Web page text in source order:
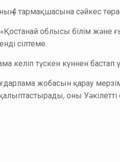
4 тармақшасына сәйкес
облысы білім және
сілтеме.
келіп түскен күннен
жобасын қарау
оны Уәкілетті